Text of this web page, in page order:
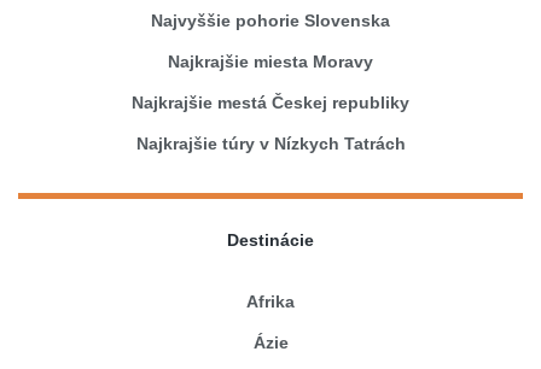
Najvyššie pohorie Slovenska
Najkrajšie miesta Moravy
Najkrajšie mestá Českej republiky
Najkrajšie túry v Nízkych Tatrách
Destinácie
Afrika
Ázie